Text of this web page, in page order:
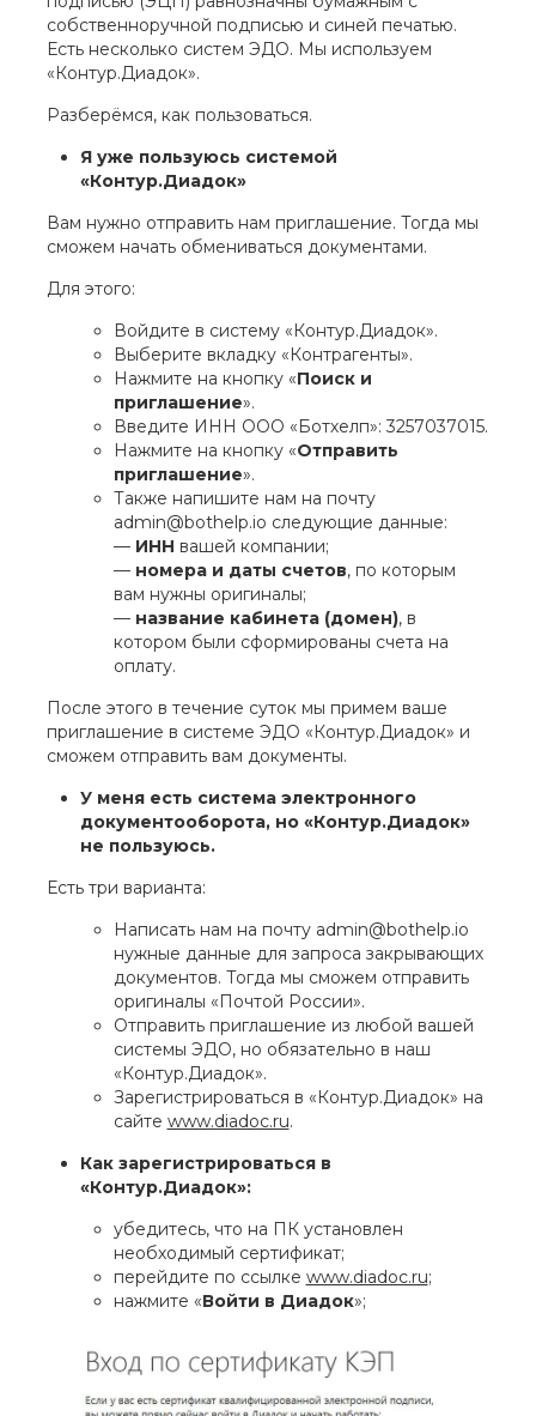
собственноручной подписью и синей печатью.
Есть несколько систем ЭДО. Мы используем
«Контур.Диадок».
Разберёмся, как пользоваться.
Я уже пользуюсь системой
«Контур.Диадок»
Вам нужно отправить нам приглашение. Тогда мы
сможем начать обмениваться документами.
Для этого:
Войдите в систему «Контур.Диадок».
Выберите вкладку «Контрагенты».
Нажмите на кнопку «Поиск и
приглашение».
Введите ИНН ООО «Ботхелп»: 3257037015.
Нажмите на кнопку «Отправить
приглашение».
Также напишите нам на почту
admin@bothelp.io следующие данные:
— ИНН вашей компании;
— номера и даты счетов, по которым
вам нужны оригиналы;
— название кабинета (домен), в
котором были сформированы счета на
оплату.
После этого в течение суток мы примем ваше
приглашение в системе ЭДО «Контур.Диадок» и
сможем отправить вам документы.
У меня есть система электронного
документооборота, но «Контур.Диадок»
не пользуюсь.
Есть три варианта:
Написать нам на почту admin@bothelp.io
нужные данные для запроса закрывающих
документов. Тогда мы сможем отправить
оригиналы «Почтой России».
Отправить приглашение из любой вашей
системы ЭДО, но обязательно в наш
«Контур.Диадок».
Зарегистрироваться в «Контур.Диадок» на
сайте www.diadoc.ru.
Как зарегистрироваться в
«Контур.Диадок»:
убедитесь, что на ПК установлен
необходимый сертификат;
перейдите по ссылке www.diadoc.ru;
нажмите «Войти в Диадок»;